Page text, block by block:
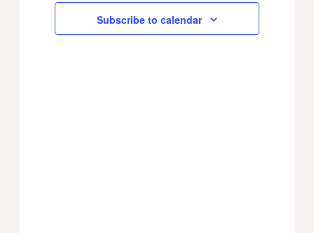
Views
Subscribe to calendar